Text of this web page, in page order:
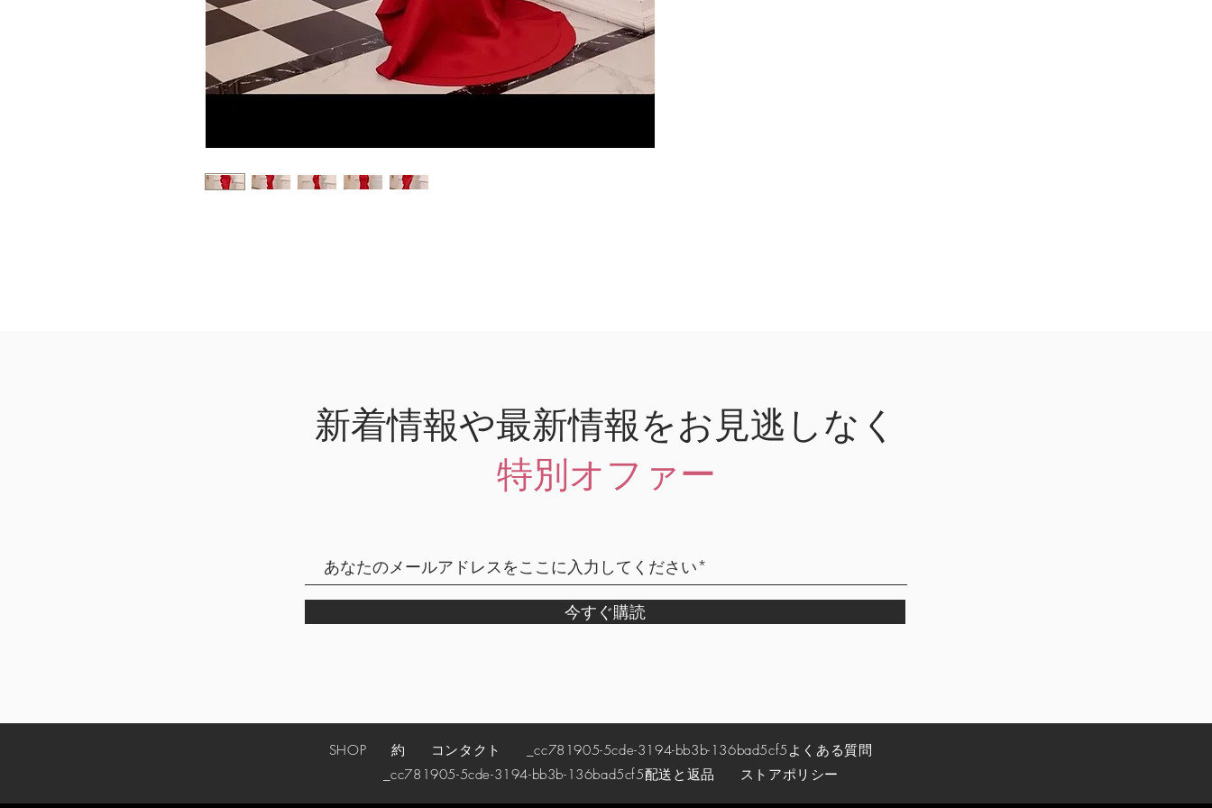
新着情報や最新情報をお見逃しなく
特別オファー
今すぐ購読
SHOP 約 コンタクト _cc781905-5cde-3194-bb3b-136bad5cf5 よくある質問
_cc781905-5cde-3194-bb3b-136bad5cf5配送と返品 ストアポリシー